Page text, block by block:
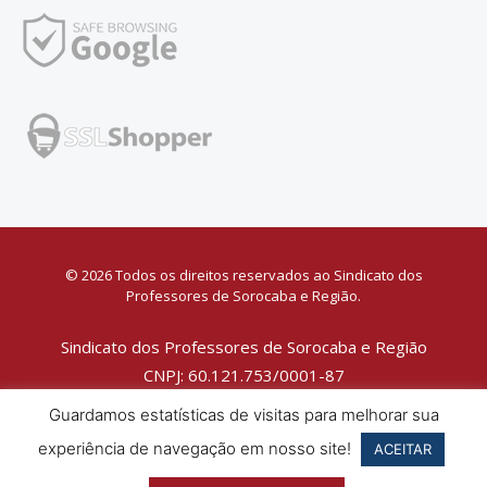
© 2026 Todos os direitos reservados ao Sindicato dos
Professores de Sorocaba e Região.
Sindicato dos Professores de Sorocaba e Região
CNPJ: 60.121.753/0001-87
Política de Privacidade
Guardamos estatísticas de visitas para melhorar sua
experiência de navegação em nosso site!
ACEITAR